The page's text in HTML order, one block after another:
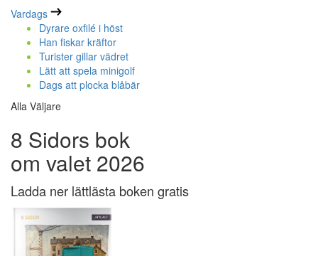
Vardags
Dyrare oxfilé i höst
Han fiskar kräftor
Turister gillar vädret
Lätt att spela minigolf
Dags att plocka blåbär
Alla Väljare
8 Sidors bok
om valet 2026
Ladda ner lättlästa boken gratis